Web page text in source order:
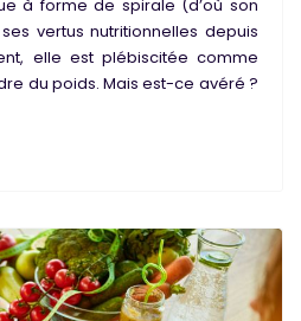
à forme de spirale (d’où son
vertus nutritionnellesdepuis
elle est plébiscitée comme
du poids. Mais est-ce avéré ?